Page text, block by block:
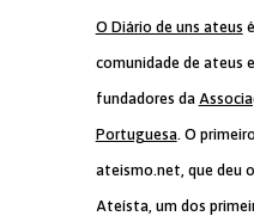
O Diário de uns ateus
comunidade de ateus
fundadores da
Portuguesa. O
ateismo.net, que deu
Ateísta, um dos